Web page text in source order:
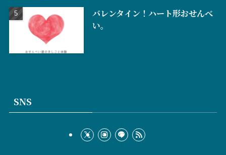
バレンタイン！ハート形おせんべ
い。
SNS